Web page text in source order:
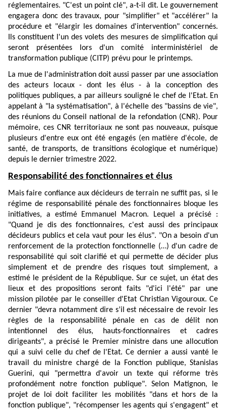
réglementaires. "C'est un point clé", a-t-il dit. Le gouvernement
engagera donc des travaux, pour "simplifier" et "accélérer" la
procédure et "élargir les domaines d'intervention" concernés.
Ils constituent l'un des volets des mesures de simplification qui
seront présentées lors d'un comité interministériel de
transformation publique (CITP) prévu pour le printemps.
La mue de l'administration doit aussi passer par une association
des acteurs locaux - dont les élus - à la conception des
politiques publiques, a par ailleurs souligné le chef de l'Etat. En
appelant à "la systématisation", à l'échelle des "bassins de vie",
des réunions du Conseil national de la refondation (CNR). Pour
mémoire, ces CNR territoriaux ne sont pas nouveaux, puisque
plusieurs d'entre eux ont été engagés (en matière d'école, de
santé, de transports, de transitions écologique et numérique)
depuis le dernier trimestre 2022.
Responsabilité des fonctionnaires et élus
Mais faire confiance aux décideurs de terrain ne suffit pas, si le
régime de responsabilité pénale des fonctionnaires bloque les
initiatives, a estimé Emmanuel Macron. Lequel a précisé :
"Quand je dis des fonctionnaires, c'est aussi des principaux
décideurs publics et cela vaut pour les élus". "On a besoin d'un
renforcement de la protection fonctionnelle (…) d'un cadre de
responsabilité qui soit clarifié et qui permette de décider plus
simplement et de prendre des risques tout simplement, a
estimé le président de la République. Sur ce sujet, un état des
lieux et des propositions seront faits "d'ici l'été" par une
mission pilotée par le conseiller d'Etat Christian Vigouroux. Ce
dernier "devra notamment dire s’il est nécessaire de revoir les
règles de la responsabilité pénale en cas de délit non
intentionnel des élus, hauts-fonctionnaires et cadres
dirigeants", a précisé le Premier ministre dans une allocution
qui a suivi celle du chef de l'Etat. Ce dernier a aussi vanté le
travail du ministre chargé de la Fonction publique, Stanislas
Guerini, qui "permettra d'avoir un texte qui réforme très
profondément notre fonction publique". Selon Matignon, le
projet de loi doit faciliter les mobilités "dans et hors de la
fonction publique", "récompenser les agents qui s'engagent" et